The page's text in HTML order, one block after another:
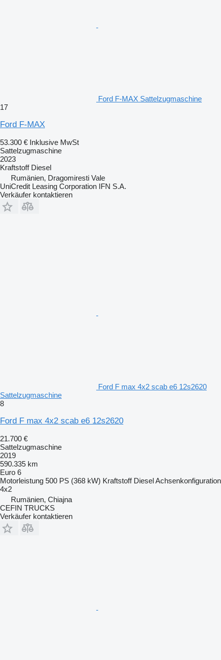
Ford F-MAX Sattelzugmaschine
17
Ford F-MAX
53.300 € Inklusive MwSt
Sattelzugmaschine
2023
Kraftstoff Diesel
Rumänien, Dragomiresti Vale
UniCredit Leasing Corporation IFN S.A.
Verkäufer kontaktieren
Ford F max 4x2 scab e6 12s2620
Sattelzugmaschine
8
Ford F max 4x2 scab e6 12s2620
21.700 €
Sattelzugmaschine
2019
590.335 km
Euro 6
Motorleistung 500 PS (368 kW) Kraftstoff DieselAchsenkonfiguration
4x2
Rumänien, Chiajna
CEFIN TRUCKS
Verkäufer kontaktieren